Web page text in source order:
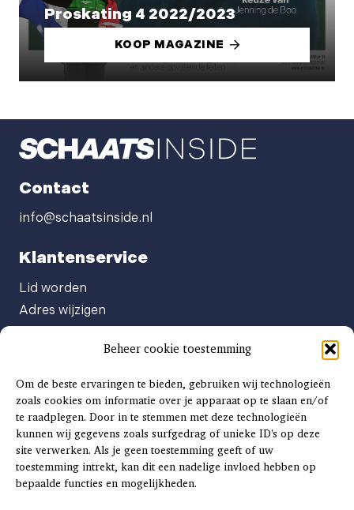
Beheer cookie toestemming
Om de beste ervaringen te bieden, gebruiken wij technologieën
zoals cookies om informatie over je apparaat op te slaan en/of
te raadplegen. Door in te stemmen met deze technologieën
kunnen wij gegevens zoals surfgedrag of unieke ID's op deze
site verwerken. Als je geen toestemming geeft of uw
toestemming intrekt, kan dit een nadelige invloed hebben op
bepaalde functies en mogelijkheden.
Proskating 4 2022/2023
KOOP MAGAZINE
Contact
info@schaatsinside.nl
Klantenservice
Lid worden
Adres wijzigen
Abonnement opzeggen
Afgeven automatische incasso
Factuur betalen
Klachtenformulier
Overige vragen
Adverteren